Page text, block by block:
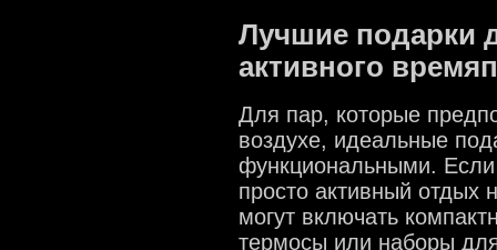
Лучшие подарки
активного
Для пар, которые
воздухе, идеальные
функциональными.
просто активный отдых
могут включать
термосы или наборы